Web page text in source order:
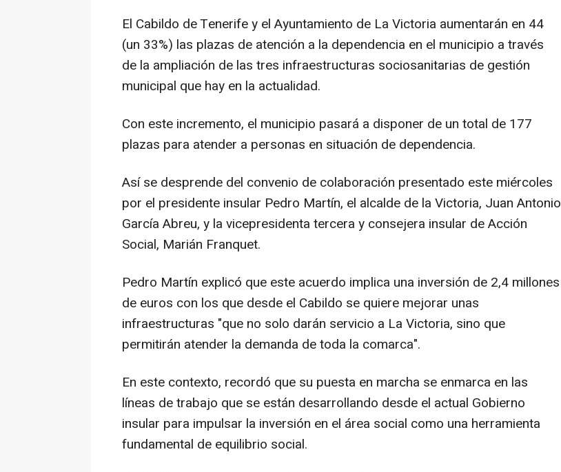
El Cabildo de Tenerife y el Ayuntamiento de La Victoria aumentarán en 44
(un 33%) las plazas de atención a la dependencia en el municipio a través
de la ampliación de las tres infraestructuras sociosanitarias de gestión
municipal que hay en la actualidad.
Con este incremento, el municipio pasará a disponer de un total de 177
plazas para atender a personas en situación de dependencia.
Así se desprende del convenio de colaboración presentado este miércoles
por el presidente insular Pedro Martín, el alcalde de la Victoria, Juan Antonio
García Abreu, y la vicepresidenta tercera y consejera insular de Acción
Social, Marián Franquet.
Pedro Martín explicó que este acuerdo implica una inversión de 2,4 millones
de euros con los que desde el Cabildo se quiere mejorar unas
infraestructuras "que no solo darán servicio a La Victoria, sino que
permitirán atender la demanda de toda la comarca".
En este contexto, recordó que su puesta en marcha se enmarca en las
líneas de trabajo que se están desarrollando desde el actual Gobierno
insular para impulsar la inversión en el área social como una herramienta
fundamental de equilibrio social.